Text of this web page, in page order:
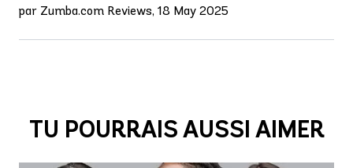
par Zumba.com Reviews, 18 May 2025
TU POURRAIS AUSSI AIMER